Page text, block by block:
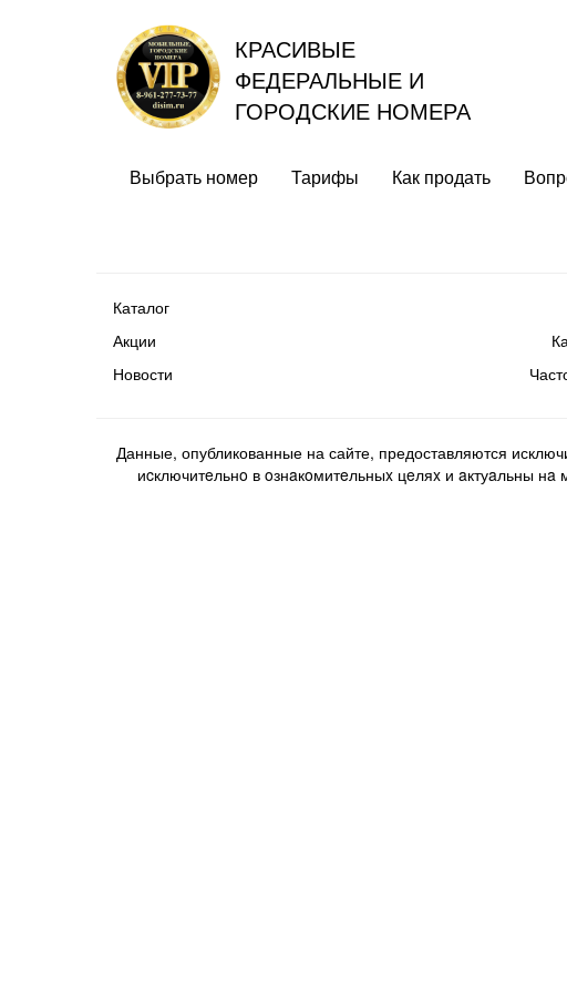
КРАСИВЫЕ
ФЕДЕРАЛЬНЫЕ И
ГОРОДСКИЕ НОМЕРА
Выбрать номер Тарифы Как продать
Каталог
Акции
Новости
Данные, опубликованные на сайте, предоставляются
иcключитeльнo в oзнaкoмитeльныx цeляx и aктуaльны